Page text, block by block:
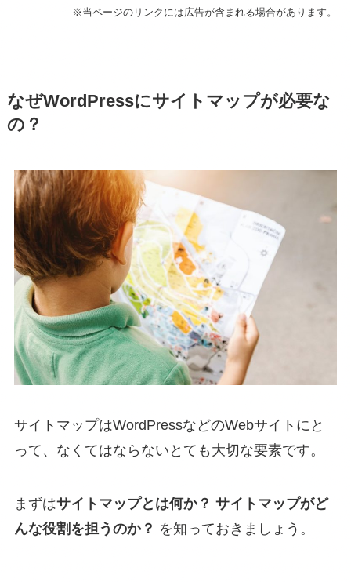
※当ページのリンクには広告が含まれる場合があります。
なぜWordPressにサイトマップが必要な
の？
サイトマップはWordPressなどのWebサイトにと
って、なくてはならないとても大切な要素です。
まずはサイトマップとは何か？ サイトマップがど
んな役割を担うのか？ を知っておきましょう。